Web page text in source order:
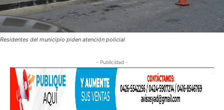
Residentes del municipio piden atención policial
- Publicidad -